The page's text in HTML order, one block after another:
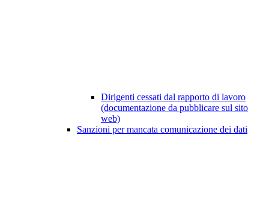
Dirigenti cessati dal rapporto di lavoro
(documentazione da pubblicare sul sito
web)
Sanzioni per mancata comunicazione dei dati